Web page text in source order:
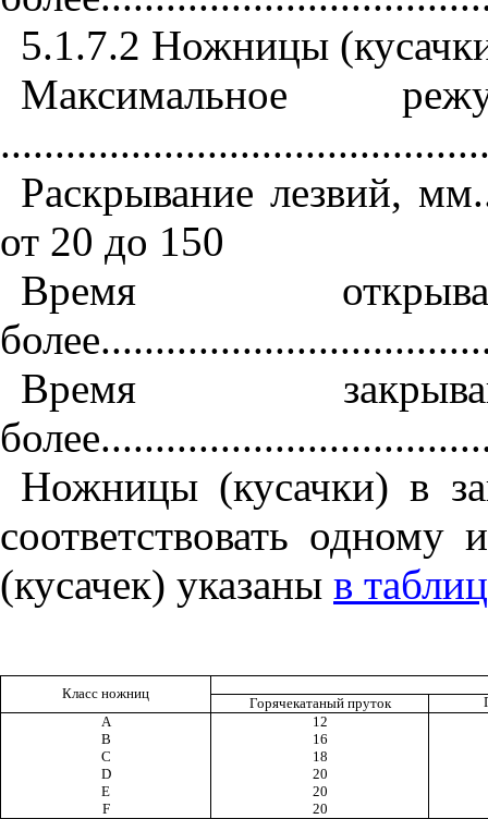
5.1.7.2 Ножницы
Максимальное
Раскрывание лезвий, мм
от 20 до 150
Время
более
Время
более
Ножницы (кусачки) в
соответствовать
(кусачек) указаны в
Класс ножниц
Горячекатаный пруток
А
12
B
16
C
18
D
20
E
20
F
20